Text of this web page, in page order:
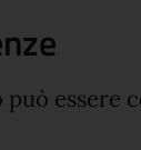
essere